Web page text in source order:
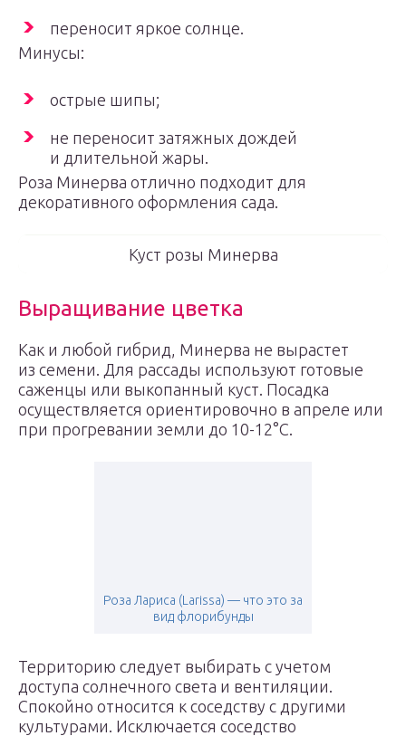
переносит яркое солнце.
Минусы:
острые шипы;
не переносит затяжных дождей
и длительной жары.
Роза Минерва отлично подходит для
декоративного оформления сада.
Куст розы Минерва
Выращивание цветка
Как и любой гибрид, Минерва не вырастет
из семени. Для рассады используют готовые
саженцы или выкопанный куст. Посадка
осуществляется ориентировочно в апреле или
при прогревании земли до 10-12°С.
Роза Лариса (Larissa) — что это за
вид флорибунды
Территорию следует выбирать с учетом
доступа солнечного света и вентиляции.
Спокойно относится к соседству с другими
культурами. Исключается соседство